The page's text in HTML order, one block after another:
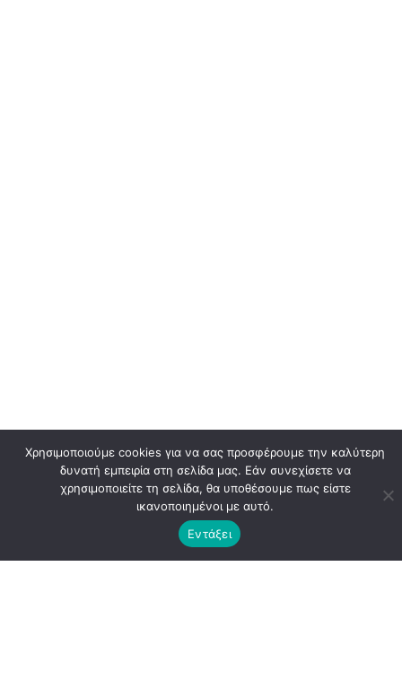
Χρησιμοποιούμε cookies για να σας προσφέρουμε την καλύτερη
δυνατή εμπειρία στη σελίδα μας. Εάν συνεχίσετε να
χρησιμοποιείτε τη σελίδα, θα υποθέσουμε πως είστε
ικανοποιημένοι με αυτό.
Εντάξει